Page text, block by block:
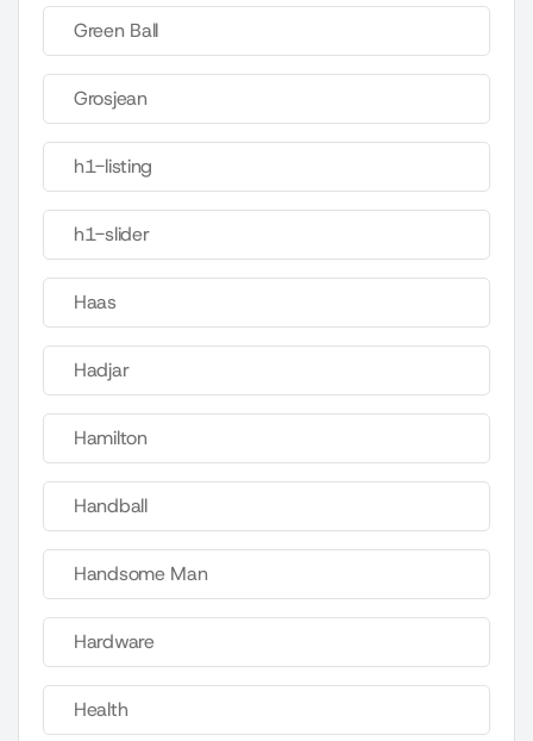
Green Ball
Grosjean
h1-listing
h1-slider
Haas
Hadjar
Hamilton
Handball
Handsome Man
Hardware
Health